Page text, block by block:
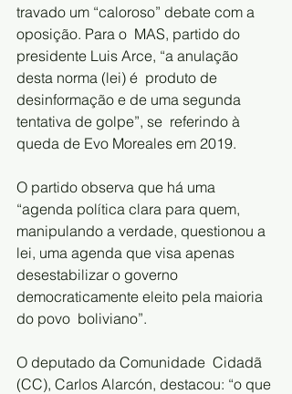
travado um “caloroso” debate com a
oposição. Para o  MAS, partido do
presidente Luis Arce, “a anulação
desta norma (lei) é  produto de
desinformação e de uma segunda
tentativa de golpe”, se  referindo à
queda de Evo Moreales em 2019.
O partido observa que há uma
“agenda política clara para quem,
manipulando a verdade, questionou a
lei, uma agenda que visa apenas
desestabilizar o governo
democraticamente eleito pela maioria
do povo  boliviano”.
O deputado da Comunidade  Cidadã
(CC), Carlos Alarcón, destacou: “o que